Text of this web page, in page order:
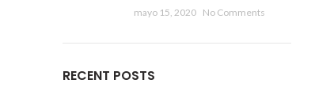
mayo 15, 2020 No Comments
RECENT POSTS